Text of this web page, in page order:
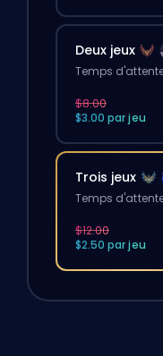
Deux jeux
Temps
$8.00
$3.00 par jeu
Trois jeux
Temps
$12.00
$2.50 par jeu